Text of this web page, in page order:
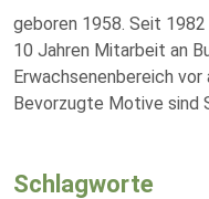
geboren 1958. Seit
10 Jahren Mitarbeit an
Erwachsenenbereich
Bevorzugte Motive sind
Schlagworte